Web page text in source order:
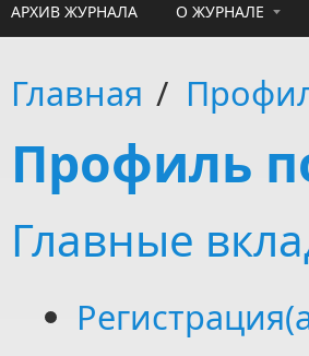
АРХИВ ЖУРНАЛА О ЖУРНАЛЕ
Главная /
Профиль
Главные
Регистрация